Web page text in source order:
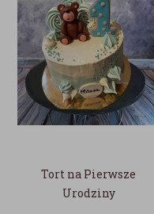
Tort na Pierwsze
Urodziny